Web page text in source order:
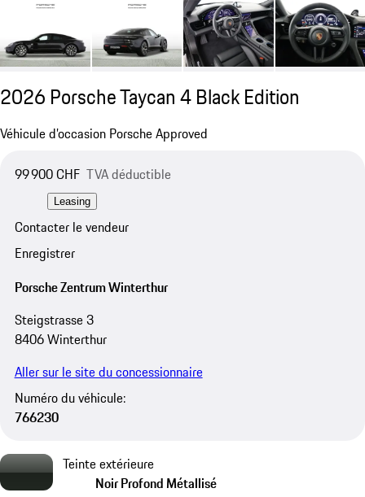
2026 Porsche Taycan 4 Black Edition
Véhicule d’occasion Porsche Approved
99 900 CHF TVA déductible
Leasing
Contacter le vendeur
Enregistrer
Porsche Zentrum Winterthur
Steigstrasse 3
8406 Winterthur
Aller sur le site du concessionnaire
Numéro du véhicule:
766230
Teinte extérieure
Noir Profond Métallisé